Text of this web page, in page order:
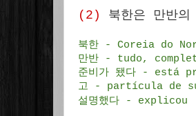
(2) 북한은 만반
북한 - Coreia do
만반 - tudo,
준비가 됐다 - está
고 - partícula de
설명했다 - explicou